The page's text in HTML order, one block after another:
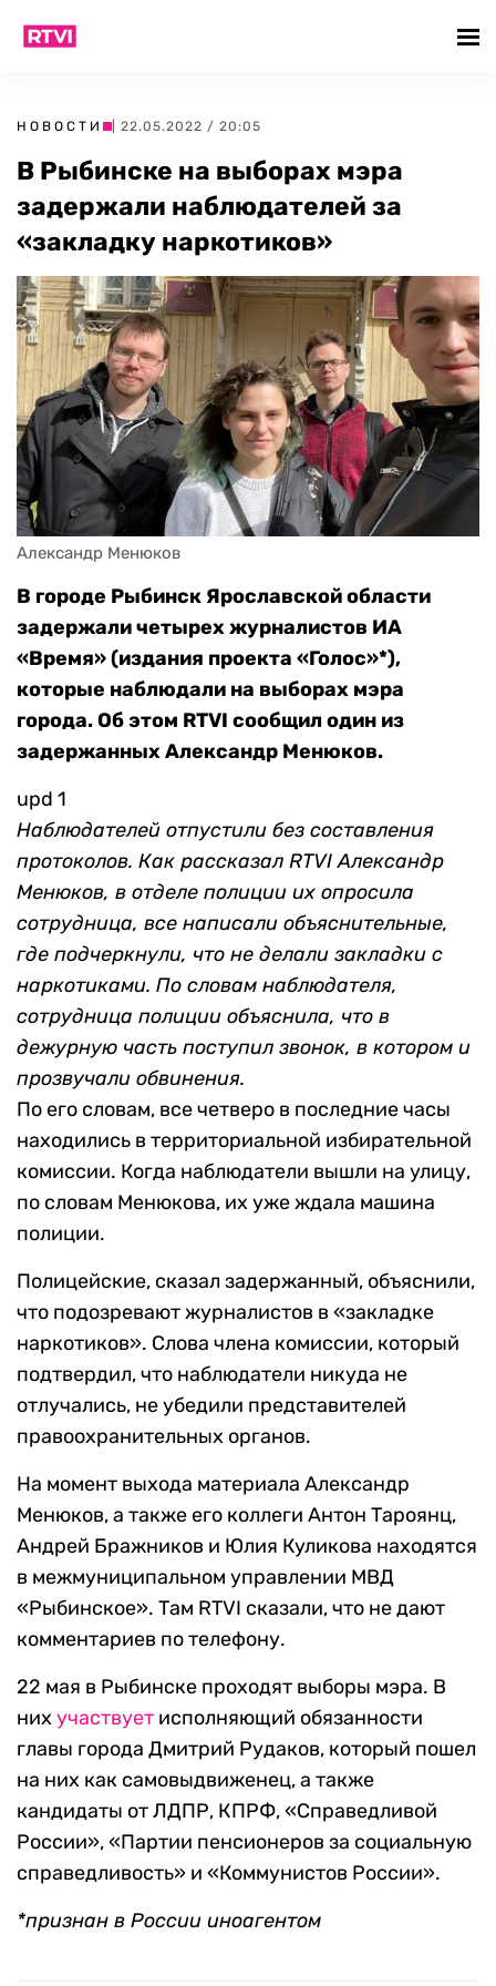
НОВОСТИ | 22.05.2022 / 20:05
В Рыбинске на выборах мэра
задержали наблюдателей за
«закладку наркотиков»
Александр Менюков
В городе Рыбинск Ярославской области
задержали четырех журналистов ИА
«Время» (издания проекта «Голос»*),
которые наблюдали на выборах мэра
города. Об этом RTVI сообщил один из
задержанных Александр Менюков.
upd 1
Наблюдателей отпустили без составления
протоколов. Как рассказал RTVI Александр
Менюков, в отделе полиции их опросила
сотрудница, все написали объяснительные,
где подчеркнули, что не делали закладки с
наркотиками. По словам наблюдателя,
сотрудница полиции объяснила, что в
дежурную часть поступил звонок, в котором и
прозвучали обвинения.
По его словам, все четверо в последние часы
находились в территориальной избирательной
комиссии. Когда наблюдатели вышли на улицу,
по словам Менюкова, их уже ждала машина
полиции.
Полицейские, сказал задержанный, объяснили,
что подозревают журналистов в «закладке
наркотиков». Слова члена комиссии, который
подтвердил, что наблюдатели никуда не
отлучались, не убедили представителей
правоохранительных органов.
На момент выхода материала Александр
Менюков, а также его коллеги ​​Антон Тароянц,
Андрей Бражников и Юлия Куликова находятся
в межмуниципальном управлении МВД
«Рыбинское». Там RTVI сказали, что не дают
комментариев по телефону.
22 мая в Рыбинске проходят выборы мэра. В
них участвует исполняющий обязанности
главы города Дмитрий Рудаков, который пошел
на них как самовыдвиженец, а также
кандидаты от ЛДПР, КПРФ, «Справедливой
России», «Партии пенсионеров за социальную
справедливость» и «Коммунистов России».
*признан в России иноагентом